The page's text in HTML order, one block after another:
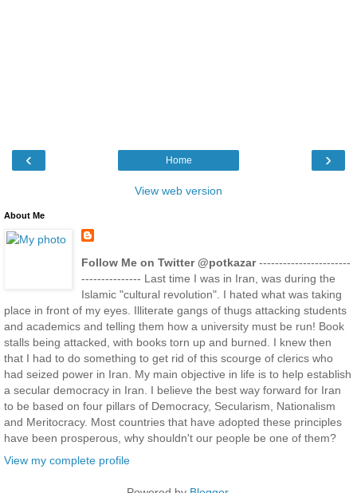
‹ ›
Home
View web version
About Me
Follow Me on Twitter @potkazar-----------------------
--------------- Last time I was in Iran, was during the
Islamic "cultural revolution". I hated what was taking
place in front of my eyes. Illiterate gangs of thugs attacking students
and academics and telling them how a university must be run! Book
stalls being attacked, with books torn up and burned. I knew then
that I had to do something to get rid of this scourge of clerics who
had seized power in Iran. My main objective in life is to help establish
a secular democracy in Iran. I believe the best way forward for Iran
to be based on four pillars of Democracy, Secularism, Nationalism
and Meritocracy. Most countries that have adopted these principles
have been prosperous, why shouldn't our people be one of them?
View my complete profile